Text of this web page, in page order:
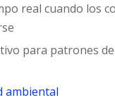
real cuando los
para patrones
ambiental